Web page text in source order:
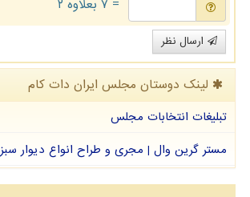
= ۷ بعلاوه ۲
ارسال نظر
لینک دوستان مجلس ایران دات كام
تبلیغات انتخابات مجلس
مستر گرین وال | مجری و طراح انواع دیوار سبز